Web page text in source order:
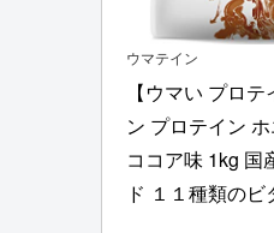
ウマテイン
【ウマい プロ
ン プロテイン
ココア味 1kg 国
ド １１種類の